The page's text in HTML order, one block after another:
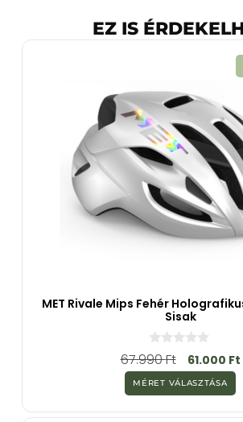
EZ IS
MET Rivale Mips Fehér
Sisak
0
a
5
-
b
67.990Ft 61.000 Ft
MÉRET VÁLASZTÁSA